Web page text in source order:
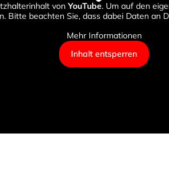
vonYouTube. Um auf den
Bitte beachten Sie, dass dabei Daten an
Mehr Informationen
Inhalt entsperren